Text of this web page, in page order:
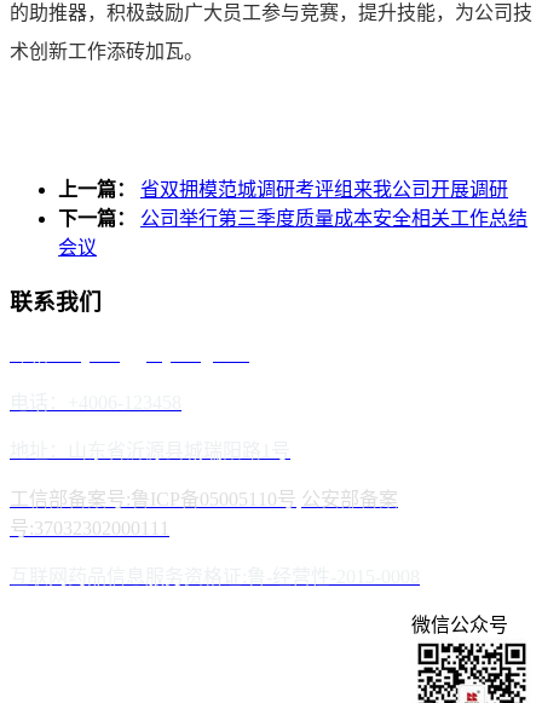
的助推器，积极鼓励广大员工参与竞赛，提升技能，为公司技
术创新工作添砖加瓦。
上一篇：
省双拥模范城调研考评组来我公司开展调研
下一篇：
公司举行第三季度质量成本安全相关工作总结
会议
联系我们
工信部备案号:鲁ICP备05005110号 公安部备案
号:37032302000111
微信公众号